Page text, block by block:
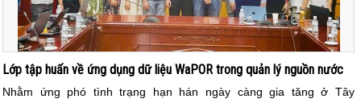
Lớp tập huấn về ứng dụng dữ liệu WaPOR trong quản lý nguồn nước
Nhằm ứng phó tình trạng hạn hán ngày càng gia tăng ở Tây